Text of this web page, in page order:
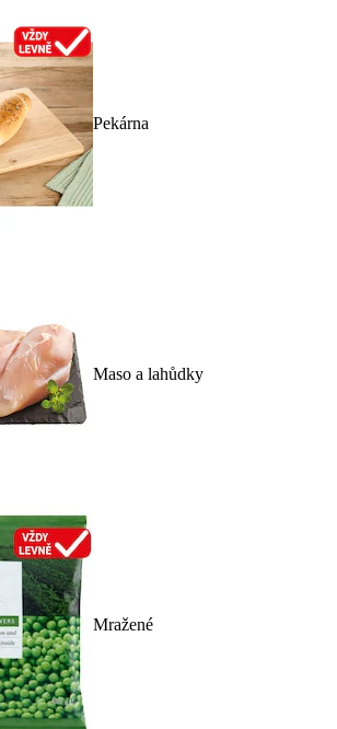
Pekárna
Maso a lahůdky
Mražené